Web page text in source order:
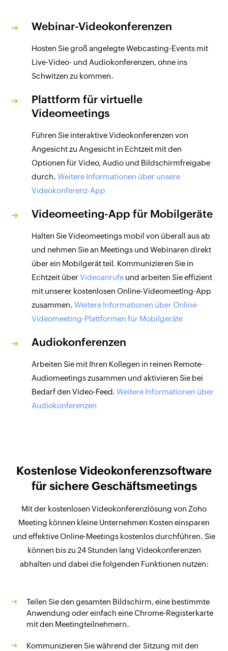
Webinar-Videokonferenzen
Hosten Sie groß angelegte Webcasting-Events mit
Live-Video- und Audiokonferenzen, ohne ins
Schwitzen zu kommen.
Plattform für virtuelle
Videomeetings
Führen Sie interaktive Videokonferenzen von
Angesicht zu Angesicht in Echtzeit mit den
Optionen für Video, Audio und Bildschirmfreigabe
durch.Weitere Informationen über unsere
Videokonferenz-App
Videomeeting-App für Mobilgeräte
Halten Sie Videomeetings mobil von überall aus ab
und nehmen Sie an Meetings und Webinaren direkt
über ein Mobilgerät teil. Kommunizieren Sie in
Echtzeit überVideoanrufe und arbeiten Sie effizient
mit unserer kostenlosen Online-Videomeeting-App
zusammen.Weitere Informationen über Online-
Videomeeting-Plattformen für Mobilgeräte
Audiokonferenzen
Arbeiten Sie mit Ihren Kollegen in reinen Remote-
Audiomeetings zusammen und aktivieren Sie bei
Bedarf den Video-Feed.Weitere Informationen über
Audiokonferenzen
Kostenlose Videokonferenzsoftware
für sichere Geschäftsmeetings
Mit der kostenlosen Videokonferenzlösung von Zoho
Meeting können kleine Unternehmen Kosten einsparen
und effektive Online-Meetings kostenlos durchführen. Sie
können bis zu 24 Stunden lang Videokonferenzen
abhalten und dabei die folgenden Funktionen nutzen:
Teilen Sie den gesamten Bildschirm, eine bestimmte
Anwendung oder einfach eine Chrome-Registerkarte
mit den Meetingteilnehmern.
Kommunizieren Sie während der Sitzung mit den